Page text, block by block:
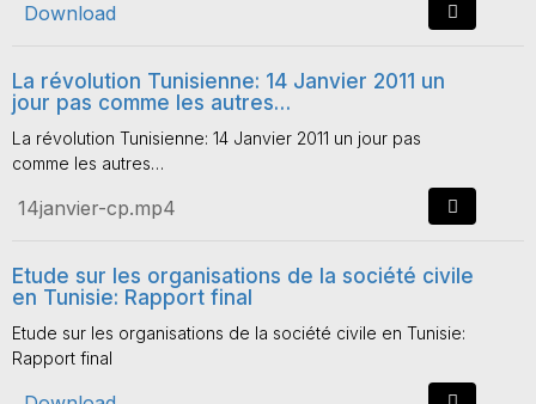
Download
La révolution Tunisienne: 14 Janvier 2011 un
jour pas comme les autres…
La révolution Tunisienne: 14 Janvier 2011 un jour pas
comme les autres…
14janvier-cp.mp4
Etude sur les organisations de la société civile
en Tunisie: Rapport final
Etude sur les organisations de la société civile en Tunisie:
Rapport final